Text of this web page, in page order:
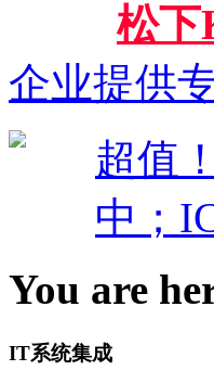
松下
企业提供
超值
中；
You are
IT系统集成